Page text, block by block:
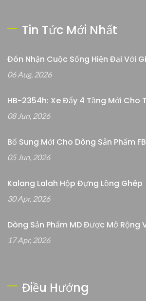
Tin Tức Mới Nhất
Đón Nhận Cuộc Sống Hiện Đại Với
06 Aug, 2026
HB-2354h: Xe Đẩy 4 Tầng Mới Cho
08 Jun, 2026
Bổ Sung Mới Cho Dòng Sản Phẩm
05 Jun, 2026
Kalang Lalah Hộp Đựng Lồng Ghép
30 Apr, 2026
Dòng Sản Phẩm MD Được Mở Rộng
17 Apr, 2026
Điều Hướng